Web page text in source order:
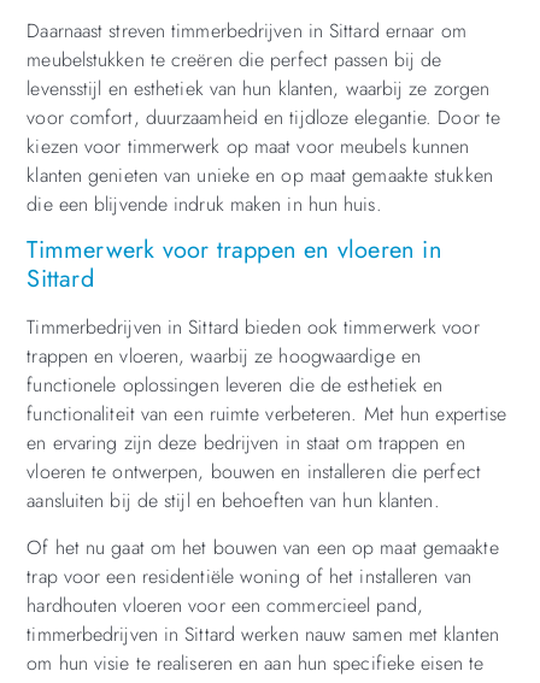
Daarnaast streven timmerbedrijven in Sittard ernaar om
meubelstukken te creëren die perfect passen bij de
levensstijl en esthetiek van hun klanten, waarbij ze zorgen
voor comfort, duurzaamheid en tijdloze elegantie. Door te
kiezen voor timmerwerk op maat voor meubels kunnen
klanten genieten van unieke en op maat gemaakte stukken
die een blijvende indruk maken in hun huis.
Timmerwerk voor trappen en vloeren in
Sittard
Timmerbedrijven in Sittard bieden ook timmerwerk voor
trappen en vloeren, waarbij ze hoogwaardige en
functionele oplossingen leveren die de esthetiek en
functionaliteit van een ruimte verbeteren. Met hun expertise
en ervaring zijn deze bedrijven in staat om trappen en
vloeren te ontwerpen, bouwen en installeren die perfect
aansluiten bij de stijl en behoeften van hun klanten.
Of het nu gaat om het bouwen van een op maat gemaakte
trap voor een residentiële woning of het installeren van
hardhouten vloeren voor een commercieel pand,
timmerbedrijven in Sittard werken nauw samen met klanten
om hun visie te realiseren en aan hun specifieke eisen te